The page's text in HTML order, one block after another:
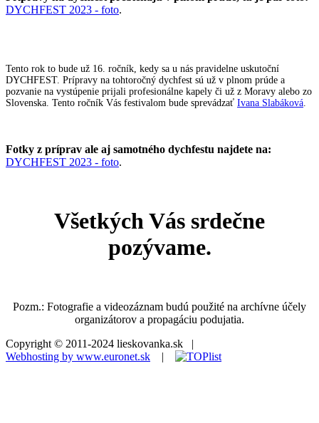
DYCHFEST 2023 - foto.
Tento rok to bude už 16. ročník, kedy sa u nás pravidelne uskutoční
DYCHFEST. Prípravy na tohtoročný dychfest sú už v plnom prúde a
pozvanie na vystúpenie prijali profesionálne kapely či už z Moravy alebo zo
Slovenska. Tento ročník Vás festivalom bude sprevádzať Ivana Slabáková
Fotky z príprav ale aj samotného dychfestu najdete na:
DYCHFEST 2023 - foto.
Všetkých Vás srdečne
pozývame.
Pozm.: Fotografie a videozáznam budú použité na archívne účely
organizátorov a propagáciu podujatia.
Copyright © 2011-2024 lieskovanka.sk |
Webhosting by www.euronet.sk |